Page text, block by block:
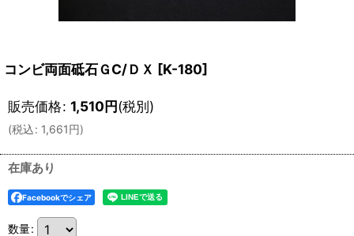
コンビ両面砥石ＧC/ＤＸ [K-180]
販売価格: 1,510円(税別)
(税込: 1,661円)
在庫あり
Facebookでシェア
数量: